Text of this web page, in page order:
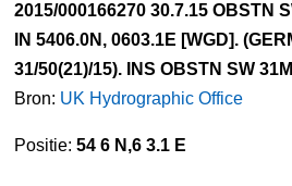
2015/000166270 30.7.15 OBSTN
IN 5406.0N, 0603.1E [WGD].
31/50(21)/15). INS OBSTN SW
Bron: UK Hydrographic Office
Positie: 54 6 N,6 3.1 E